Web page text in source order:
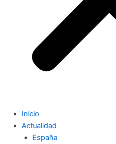
Inicio
Actualidad
España